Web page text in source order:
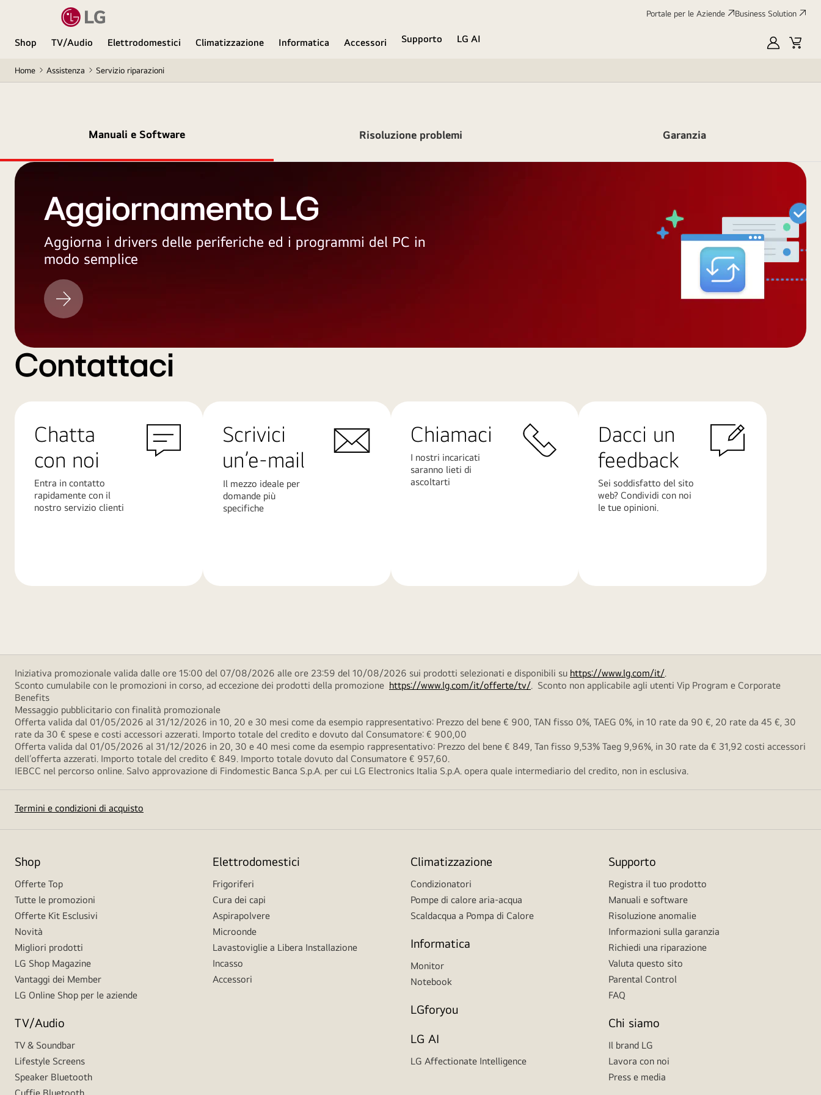
Portale per le Aziende Business Solution
Shop TV/Audio Elettrodomestici Climatizzazione Informatica Accessori Supporto
LG AI
My
Cart
Home Assistenza Servizio riparazioni
Manuali e Software Risoluzione problemi Garanzia
Aggiornamento LG
Aggiorna i drivers delle periferiche ed i programmi del PC in
modo semplice
Aggiornamento
LG
Contattaci
Chatta
con noi
Entra in contatto
rapidamente con il
nostro servizio clienti
Scrivici
un’e-mail
Il mezzo ideale per
domande più
specifiche
Chiamaci
I nostri incaricati
saranno lieti di
ascoltarti
Dacci un
feedback
Sei soddisfatto del sito
web? Condividi con noi
le tue opinioni.
Iniziativa promozionale valida dalle ore 15:00 del 07/08/2026 alle ore 23:59 del 10/08/2026 sui prodotti selezionati e disponibili su https://www.lg.com/it/.
Sconto cumulabile con le promozioni in corso, ad eccezione dei prodotti della promozione https://www.lg.com/it/offerte/tv/. Sconto non applicabile agli utenti Vip Program e Corporate
Benefits
Messaggio pubblicitario con finalità promozionale
Offerta valida dal 01/05/2026 al 31/12/2026 in 10, 20 e 30 mesi come da esempio rappresentativo: Prezzo del bene € 900, TAN fisso 0%, TAEG 0%, in 10 rate da 90 €, 20 rate da 45 €, 30
rate da 30 € spese e costi accessori azzerati. Importo totale del credito e dovuto dal Consumatore: € 900,00
Offerta valida dal 01/05/2026 al 31/12/2026 in 20, 30 e 40 mesi come da esempio rappresentativo: Prezzo del bene € 849, Tan fisso 9,53% Taeg 9,96%, in 30 rate da € 31,92 costi accessori
dell’offerta azzerati. Importo totale del credito € 849. Importo totale dovuto dal Consumatore € 957,60.
IEBCC nel percorso online. Salvo approvazione di Findomestic Banca S.p.A. per cui LG Electronics Italia S.p.A. opera quale intermediario del credito, non in esclusiva.
Termini e condizioni di acquisto
Shop
Offerte Top
Tutte le promozioni
Offerte Kit Esclusivi
Novità
Migliori prodotti
LG Shop Magazine
Vantaggi dei Member
LG Online Shop per le aziende
TV/Audio
TV & Soundbar
Lifestyle Screens
Speaker Bluetooth
Elettrodomestici
Frigoriferi
Cura dei capi
Aspirapolvere
Microonde
Lavastoviglie a Libera Installazione
Incasso
Accessori
Climatizzazione
Condizionatori
Pompe di calore aria-acqua
Scaldacqua a Pompa di Calore
Informatica
Monitor
Notebook
LGforyou
LG AI
LG Affectionate Intelligence
Supporto
Registra il tuo prodotto
Manuali e software
Risoluzione anomalie
Informazioni sulla garanzia
Richiedi una riparazione
Valuta questo sito
Parental Control
FAQ
Chi siamo
Il brand LG
Lavora con noi
Press e media